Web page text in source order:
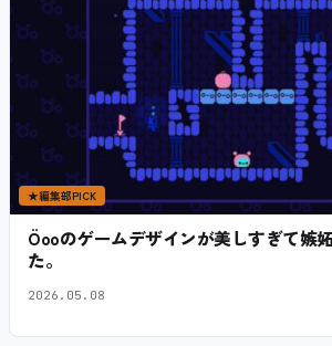
★編集部PICK
Öooのゲームデザインが美しすぎて嫉
た。
2026.05.08